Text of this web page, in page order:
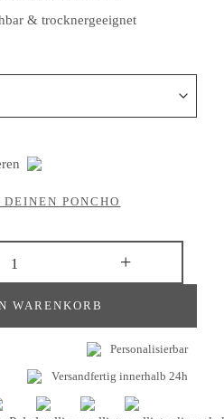
& trocknergeeignet
PONCHO
WARENKORB
Personalisierbar
Versandfertig innerhalb 24h